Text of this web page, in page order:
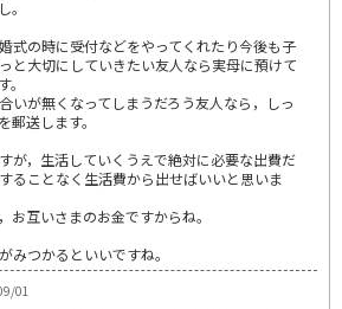
。
式の時に受付などをやってくれたり今後も子
と大切にしていきたい友人なら実母に預けて
いが無くなってしまうだろう友人なら，しっ
郵送します。
が，生活していくうえで絶対に必要な出費だ
ることなく生活費から出せばいいと思いま
お互いさまのお金ですからね。
みつかるといいですね。
01